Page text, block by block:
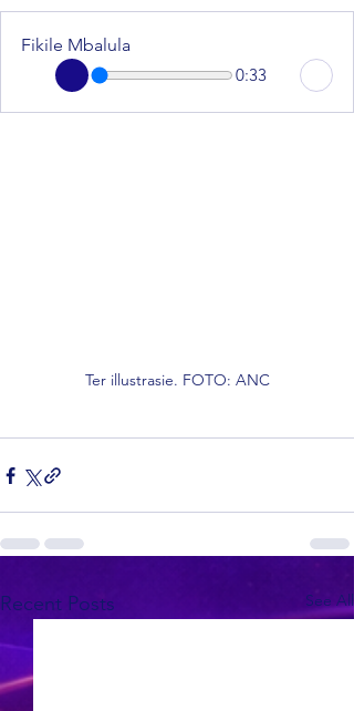
Fikile Mbalula
0:33
Ter illustrasie. FOTO: ANC
Recent Posts See All